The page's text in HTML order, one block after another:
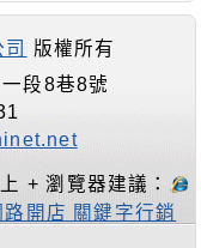
版權所有
段8巷8號
+ 瀏覽器建議：
開店 關鍵字行銷